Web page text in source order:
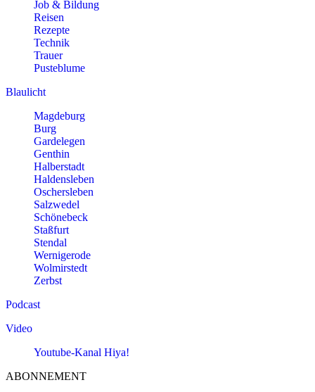
Job & Bildung
Reisen
Rezepte
Technik
Trauer
Pusteblume
Blaulicht
Magdeburg
Burg
Gardelegen
Genthin
Halberstadt
Haldensleben
Oschersleben
Salzwedel
Schönebeck
Staßfurt
Stendal
Wernigerode
Wolmirstedt
Zerbst
Podcast
Video
Youtube-Kanal Hiya!
ABONNEMENT